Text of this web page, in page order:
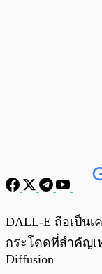
พร้อมเล่น
DALL-E ถือเป็น
กระโดดที่สำคัญเ
Diffusion